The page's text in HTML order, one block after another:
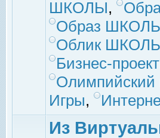
ШКОЛЫ,
Образ ШКОЛЫ
Облик ШКОЛЫ
Бизнес-
Игры,
Из